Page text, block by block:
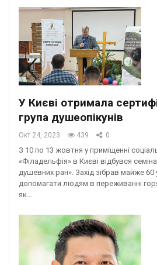
У Києві отримала
група душеопікунів
Окт 24, 2023 439 0
З 10 по 13 жовтня у приміщенні
«Філадельфія» в Києві відбувся
душевних ран». Захід зібрав майже 60
допомагати людям в переживанні
як…